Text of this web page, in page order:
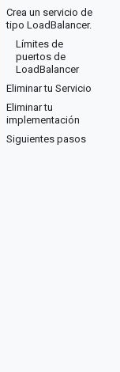
Crea un servicio de
tipo LoadBalancer.
Límites de
puertos de
LoadBalancer
Eliminar tu Servicio
Eliminar tu
implementación
Siguientes pasos